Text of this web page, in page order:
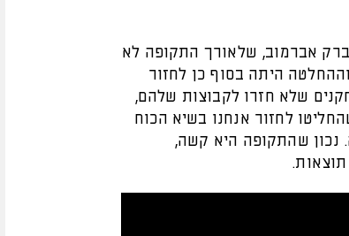
אברמוב, שלאורך התקופה לא
היתה בסוף כן לחזור
שלא חזרו לקבוצות שלהם,
לחזור אנחנו בשיא הכוח
נכון שהתקופה היא קשה,